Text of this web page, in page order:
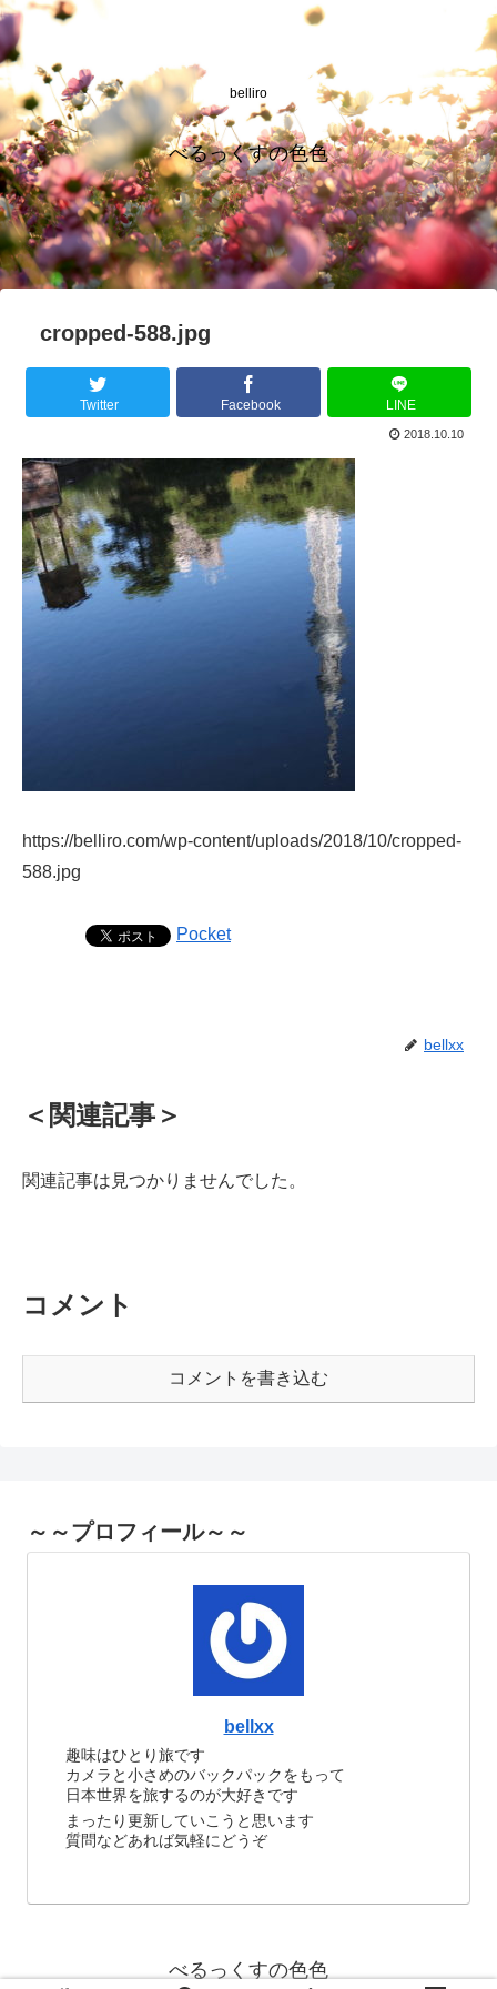
belliro
べるっくすの色色
cropped-588.jpg
Twitter Facebook LINE
2018.10.10
https://belliro.com/wp-content/uploads/2018/10/cropped-
588.jpg
Pocket
bellxx
＜関連記事＞
関連記事は見つかりませんでした。
コメント
コメントを書き込む
～～プロフィール～～
bellxx
趣味はひとり旅です
カメラと小さめのバックパックをもって
日本世界を旅するのが大好きです
まったり更新していこうと思います
質問などあれば気軽にどうぞ
べるっくすの色色